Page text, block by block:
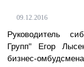
09.12.2016
Руководитель
Групп" Егор
бизнес-